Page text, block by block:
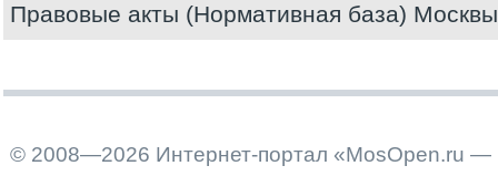
Правовые акты (Нормативная база) Москвы
© 2008—2026 Интернет-портал «MosOpen.ru —